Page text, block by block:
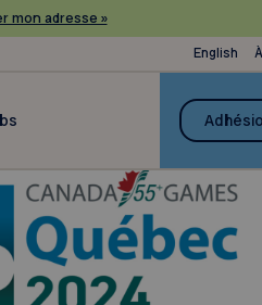
mon adresse »
English